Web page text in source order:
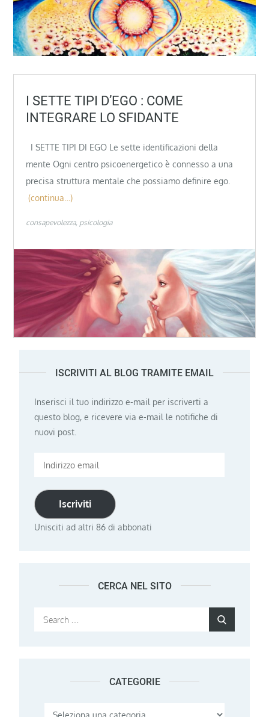
I SETTE TIPI D’EGO : COME
INTEGRARE LO SFIDANTE
I SETTE TIPI DI EGO Le sette identificazioni della
mente Ogni centro psicoenergetico è connesso a una
precisa struttura mentale che possiamo definire ego.
(continua…)
consapevolezza psicologia
ISCRIVITI AL BLOG TRAMITE EMAIL
Inserisci il tuo indirizzo e-mail per iscriverti a
questo blog, e ricevere via e-mail le notifiche di
nuovi post.
Indirizzo
Iscriviti
Unisciti ad altri 86 di abbonati
CERCA NEL SITO
Search
CATEGORIE
Categorie